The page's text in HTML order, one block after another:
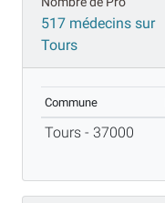
517 médecins sur
Tours
Commune
Tours - 37000